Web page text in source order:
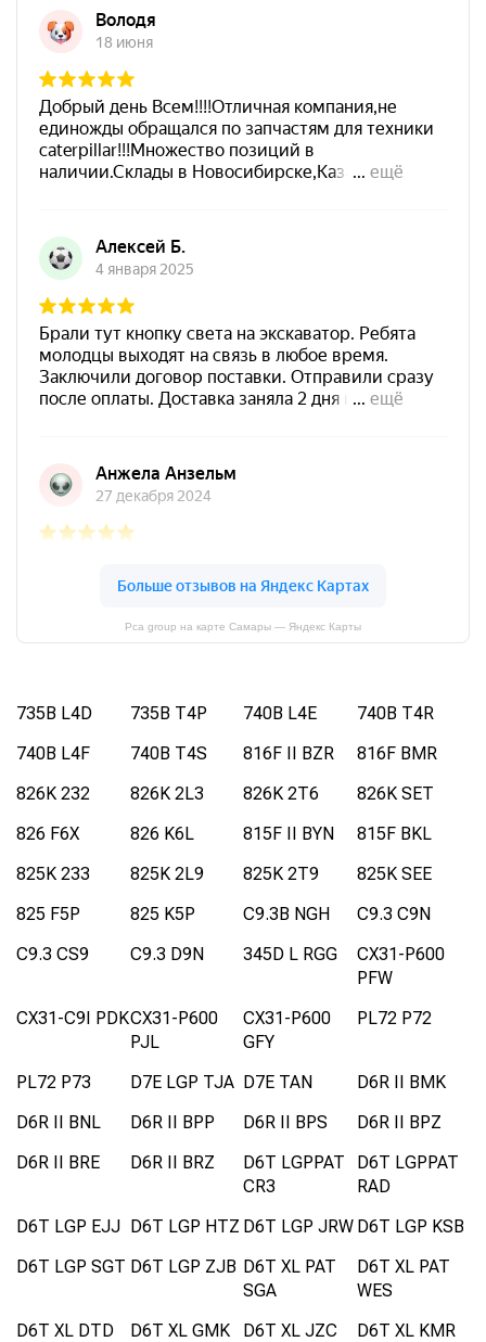
Pca group на карте Самары — Яндекс Карты
735B L4D 735B T4P 740B L4E
740B T4R
740B L4F
740B T4S 816F II BZR
816F BMR
826K 232
826K 2L3 826K 2T6
826K SET
826 F6X
826 K6L 815F II BYN
815F BKL
825K 233
825K 2L9 825K 2T9
825K SEE
825 F5P
825 K5P C9.3B NGH
C9.3 C9N
C9.3 CS9
C9.3 D9N 345D L RGG
CX31-P600
PFW
CX31-C9I PDKCX31-P600
PJL
CX31-P600
GFY
PL72 P72
PL72 P73 D7E LGP TJA D7E TAN
D6R II BMK
D6R II BNL
D6R II BPP D6R II BPS
D6R II BPZ
D6R II BRE
D6R II BRZ
D6T LGPPAT
CR3
D6T LGPPAT
RAD
D6T LGP EJJ D6T LGP HTZ D6T LGP JRW D6T LGP KSB
D6T LGP SGT D6T LGP ZJB D6T XL PAT
SGA
D6T XL PAT
WES
D6T XL DTD
D6T XL GMK D6T XL JZC
D6T XL KMR